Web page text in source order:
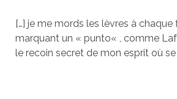
[…] je me mords les lèvres à chaque
marquant un « punto« , comme
le recoin secret de mon esprit où se